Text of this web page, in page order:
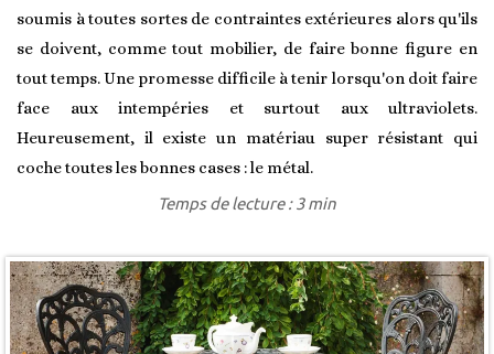
soumis à toutes sortes de contraintes extérieures alors qu'ils
se doivent, comme tout mobilier, de faire bonne figure en
tout temps. Une promesse difficile à tenir lorsqu'on doit faire
face aux intempéries et surtout aux ultraviolets.
Heureusement, il existe un matériau super résistant qui
coche toutes les bonnes cases : le métal.
Temps de lecture : 3 min